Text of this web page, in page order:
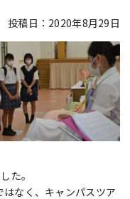
投稿日：2020年8月29日
た。
なく、キャンパスツア